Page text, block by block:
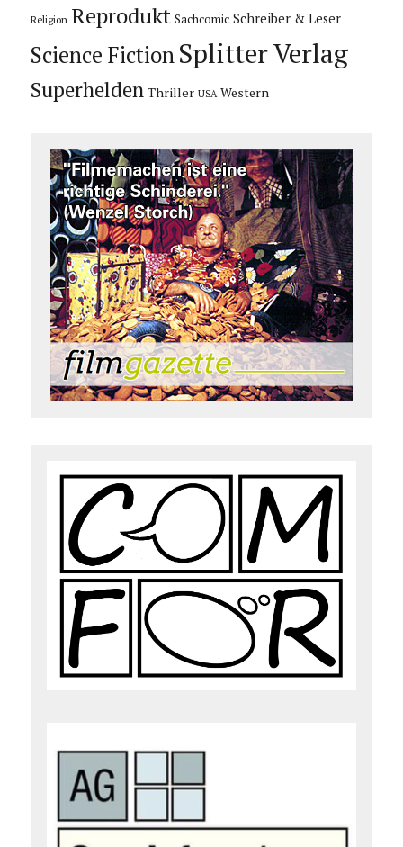
Religion Reprodukt Sachcomic Schreiber & Leser
Science Fiction Splitter Verlag
Superhelden Thriller USA Western